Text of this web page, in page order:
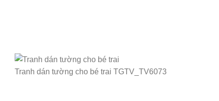
Tranh dán tường cho bé trai TGTV_TV6073